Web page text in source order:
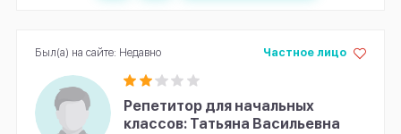
Репетитор для начальных
классов: Татьяна Васильевна
Частное лицо
Был(а) на сайте: Недавно